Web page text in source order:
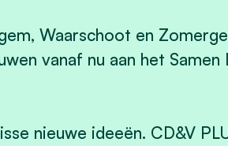
Waarschoot en
vanaf nu aan het Samen
nieuwe ideeën. CD&V